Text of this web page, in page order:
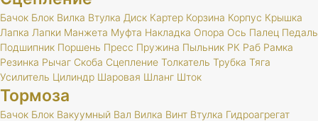
Бачок Блок Вилка Втулка Диск Картер Корзина Корпус Крышка
Лапка Лапки Манжета Муфта Накладка Опора Ось Палец Педаль
Подшипник Поршень Пресс Пружина Пыльник РК Раб Рамка
Резинка Рычаг Скоба Сцепление Толкатель Трубка Тяга
Усилитель Цилиндр Шаровая Шланг Шток
Тормоза
Бачок Блок Вакуумный Вал Вилка Винт Втулка Гидроагрегат